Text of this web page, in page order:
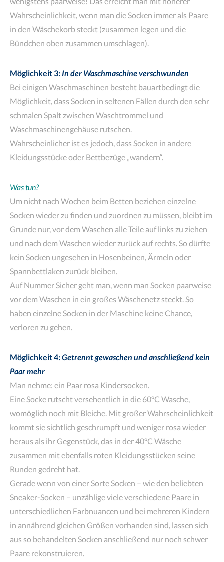
Wahrscheinlichkeit, wenn man die Socken immer als Paare
in den Wäschekorb steckt (zusammen legen und die
Bündchen oben zusammen umschlagen).
Möglichkeit 3: In der Waschmaschine verschwunden
Bei einigen Waschmaschinen besteht bauartbedingt die
Möglichkeit, dass Socken in seltenen Fällen durch den sehr
schmalen Spalt zwischen Waschtrommel und
Waschmaschinengehäuse rutschen.
Wahrscheinlicher ist es jedoch, dass Socken in andere
Kleidungsstücke oder Bettbezüge „wandern“.
Was tun?
Um nicht nach Wochen beim Betten beziehen einzelne
Socken wieder zu finden und zuordnen zu müssen, bleibt im
Grunde nur, vor dem Waschen alle Teile auf links zu ziehen
und nach dem Waschen wieder zurück auf rechts. So dürfte
kein Socken ungesehen in Hosenbeinen, Ärmeln oder
Spannbettlaken zurück bleiben.
Auf Nummer Sicher geht man, wenn man Socken paarweise
vor dem Waschen in ein großes Wäschenetz steckt. So
haben einzelne Socken in der Maschine keine Chance,
verloren zu gehen.
Möglichkeit 4:Getrennt gewaschen und anschließend kein
Paar mehr
Man nehme: ein Paar rosa Kindersocken.
Eine Socke rutscht versehentlich in die 60°C Wasche,
womöglich noch mit Bleiche. Mit großer Wahrscheinlichkeit
kommt sie sichtlich geschrumpft und weniger rosa wieder
heraus als ihr Gegenstück, das in der 40°C Wäsche
zusammen mit ebenfalls roten Kleidungsstücken seine
Runden gedreht hat.
Gerade wenn von einer Sorte Socken – wie den beliebten
Sneaker-Socken – unzählige viele verschiedene Paare in
unterschiedlichen Farbnuancen und bei mehreren Kindern
in annährend gleichen Größen vorhanden sind, lassen sich
aus so behandelten Socken anschließend nur noch schwer
Paare rekonstruieren.